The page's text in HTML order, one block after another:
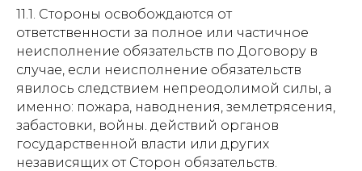
11.1. Стороны освобождаются от
ответственности за полное или частичное
неисполнение обязательств по Договору в
случае, если неисполнение обязательств
явилось следствием непреодолимой силы, а
именно: пожара, наводнения, землетрясения,
забастовки, войны. действий органов
государственной власти или других
независящих от Сторон обязательств.